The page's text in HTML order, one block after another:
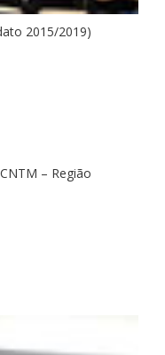
2015/2019)
– Região